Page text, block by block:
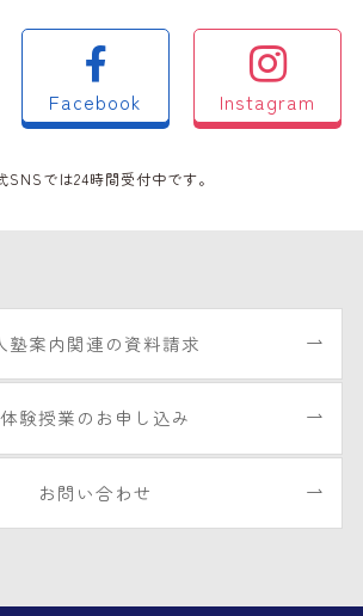
Facebook Instagram
SNSでは24時間受付中です。
塾案内関連の資料請求
体験授業のお申し込み
お問い合わせ